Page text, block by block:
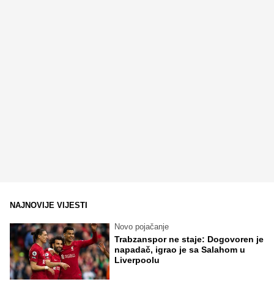
NAJNOVIJE VIJESTI
Novo pojačanje
Trabzanspor ne staje: Dogovoren je
napadač, igrao je sa Salahom u
Liverpoolu